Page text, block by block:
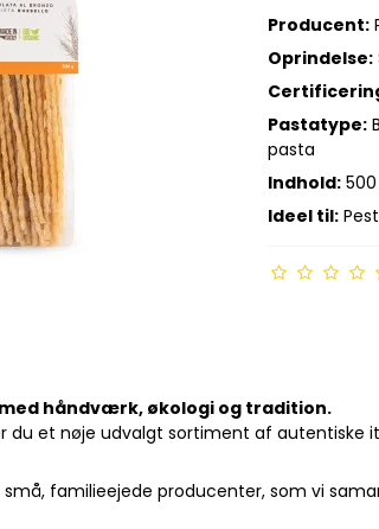
Producent:
Oprindelse:
Pastatype:
pasta
Indhold:
Ideel til:
håndværk, økologi og tradition.
du et nøje udvalgt sortiment af autentiske
familieejede producenter, som vi